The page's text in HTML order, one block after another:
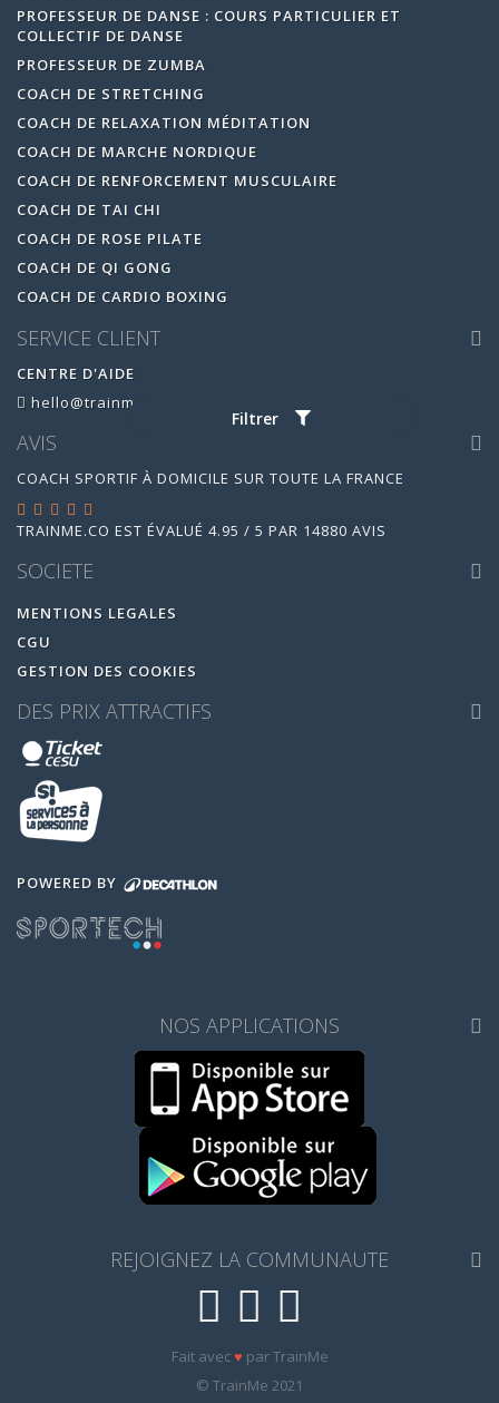
Filtrer
PROFESSEUR DE DANSE : COURS PARTICULIER ET
COLLECTIF DE DANSE
PROFESSEUR DE ZUMBA
COACH DE STRETCHING
COACH DE RELAXATION MÉDITATION
COACH DE MARCHE NORDIQUE
COACH DE RENFORCEMENT MUSCULAIRE
COACH DE TAI CHI
COACH DE ROSE PILATE
COACH DE QI GONG
COACH DE CARDIO BOXING
SERVICE CLIENT
CENTRE D'AIDE
hello@trainme.co
AVIS
COACH SPORTIF À DOMICILE SUR TOUTE LA FRANCE
TRAINME.CO EST ÉVALUÉ 4.95 / 5 PAR 14880 AVIS
SOCIETE
MENTIONS LEGALES
CGU
GESTION DES COOKIES
DES PRIX ATTRACTIFS
POWERED BY
NOS APPLICATIONS
REJOIGNEZ LA COMMUNAUTE
Fait avec♥ par TrainMe
© TrainMe 2021